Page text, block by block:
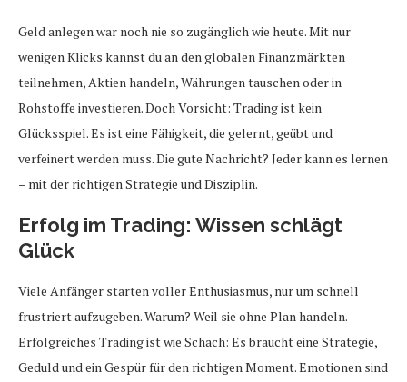
Geld anlegen war noch nie so zugänglich wie heute. Mit nur
wenigen Klicks kannst du an den globalen Finanzmärkten
teilnehmen, Aktien handeln, Währungen tauschen oder in
Rohstoffe investieren. Doch Vorsicht: Trading ist kein
Glücksspiel. Es ist eine Fähigkeit, die gelernt, geübt und
verfeinert werden muss. Die gute Nachricht? Jeder kann es lernen
– mit der richtigen Strategie und Disziplin.
Erfolg im Trading: Wissen schlägt
Glück
Viele Anfänger starten voller Enthusiasmus, nur um schnell
frustriert aufzugeben. Warum? Weil sie ohne Plan handeln.
Erfolgreiches Trading ist wie Schach: Es braucht eine Strategie,
Geduld und ein Gespür für den richtigen Moment. Emotionen sind